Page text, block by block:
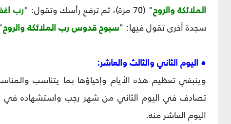
الملائكة والروح" (70 مرة)، ثم ترفع رأسك وتقول: " رب
سجدة أخرى تقول فيها: "سبوح قدوس رب الملائكة والروح"
● اليوم الثاني والثالث والعاشر:
وينبغي تعظيم هذه الأيام وإحياؤها بما يتناسب
تصادف في اليوم الثاني من شهر رجب واستشهاده في
اليوم العاشر منه.